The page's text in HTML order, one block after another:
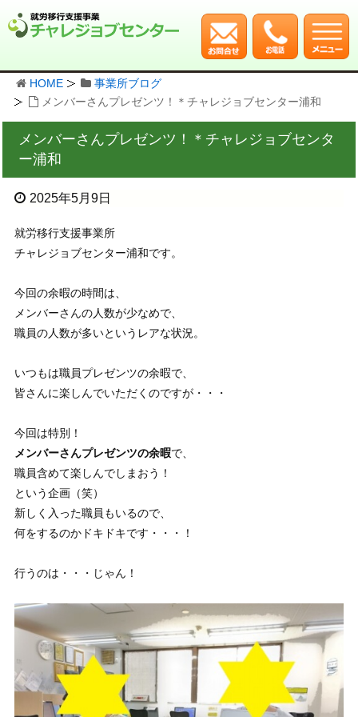
HOME
事業所ブログ
メンバーさんプレゼンツ！＊チャレジョブセンター浦和
メンバーさんプレゼンツ！＊チャレジョブセンタ
ー浦和
2025年5月9日
就労移行支援事業所
チャレジョブセンター浦和です。
今回の余暇の時間は、
メンバーさんの人数が少なめで、
職員の人数が多いというレアな状況。
いつもは職員プレゼンツの余暇で、
皆さんに楽しんでいただくのですが・・・
今回は特別！
メンバーさんプレゼンツの余暇で、
職員含めて楽しんでしまおう！
という企画（笑）
新しく入った職員もいるので、
何をするのかドキドキです・・・！
行うのは・・・じゃん！